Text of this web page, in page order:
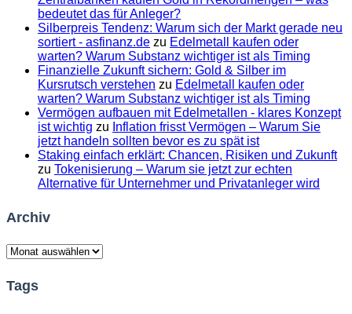
bedeutet das für Anleger?
Silberpreis Tendenz: Warum sich der Markt gerade neu
sortiert - asfinanz.de zu Edelmetall kaufen oder
warten? Warum Substanz wichtiger ist als Timing
Finanzielle Zukunft sichern: Gold & Silber im
Kursrutsch verstehen zu Edelmetall kaufen oder
warten? Warum Substanz wichtiger ist als Timing
Vermögen aufbauen mit Edelmetallen - klares Konzept
ist wichtig zu Inflation frisst Vermögen – Warum Sie
jetzt handeln sollten bevor es zu spät ist
Staking einfach erklärt: Chancen, Risiken und Zukunft
zu Tokenisierung – Warum sie jetzt zur echten
Alternative für Unternehmer und Privatanleger wird
Archiv
Archiv
Tags